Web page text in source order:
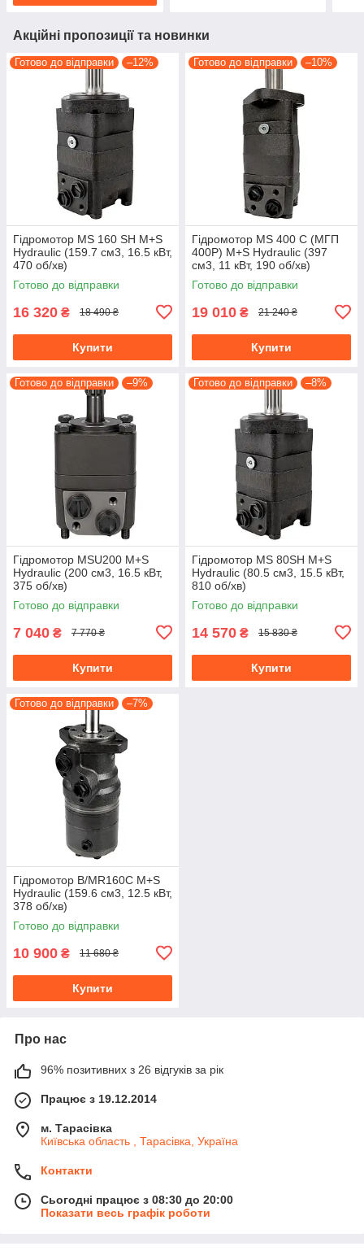
Акційні пропозиції та новинки
Готово до відправки –12%
Гідромотор MS 160 SH M+S
Hydraulic (159.7 см3, 16.5 кВт,
470 об/хв)
Готово до відправки
16 320 ₴ 18 490 ₴
Купити
Готово до відправки –10%
Гідромотор МS 400 С (МГП
400Р) M+S Hydraulic (397
см3, 11 кВт, 190 об/хв)
Готово до відправки
19 010 ₴ 21 240 ₴
Купити
Готово до відправки –9%
Гідромотор MSU200 M+S
Hydraulic (200 см3, 16.5 кВт,
375 об/хв)
Готово до відправки
7 040 ₴ 7 770 ₴
Купити
Готово до відправки –8%
Гідромотор MS 80SH M+S
Hydraulic (80.5 см3, 15.5 кВт,
810 об/хв)
Готово до відправки
14 570 ₴ 15 830 ₴
Купити
Готово до відправки –7%
Гідромотор B/MR160C M+S
Hydraulic (159.6 см3, 12.5 кВт,
378 об/хв)
Готово до відправки
10 900 ₴ 11 680 ₴
Купити
Про нас
96% позитивних з 26 відгуків за рік
Працює з 19.12.2014
м. Тарасівка
Київська область , Тарасівка, Україна
Контакти
Сьогодні працює з 08:30 до 20:00
Показати весь графік роботи